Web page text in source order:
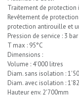
Traitement de protection
Revêtement de
protection antirouille et
Pression de service : 3 bar
T max : 95°C
Dimensions :
Volume : 4'000 litres
Diam. sans isolation :
Diam. avec isolation :
Hauteur env. 2'700mm